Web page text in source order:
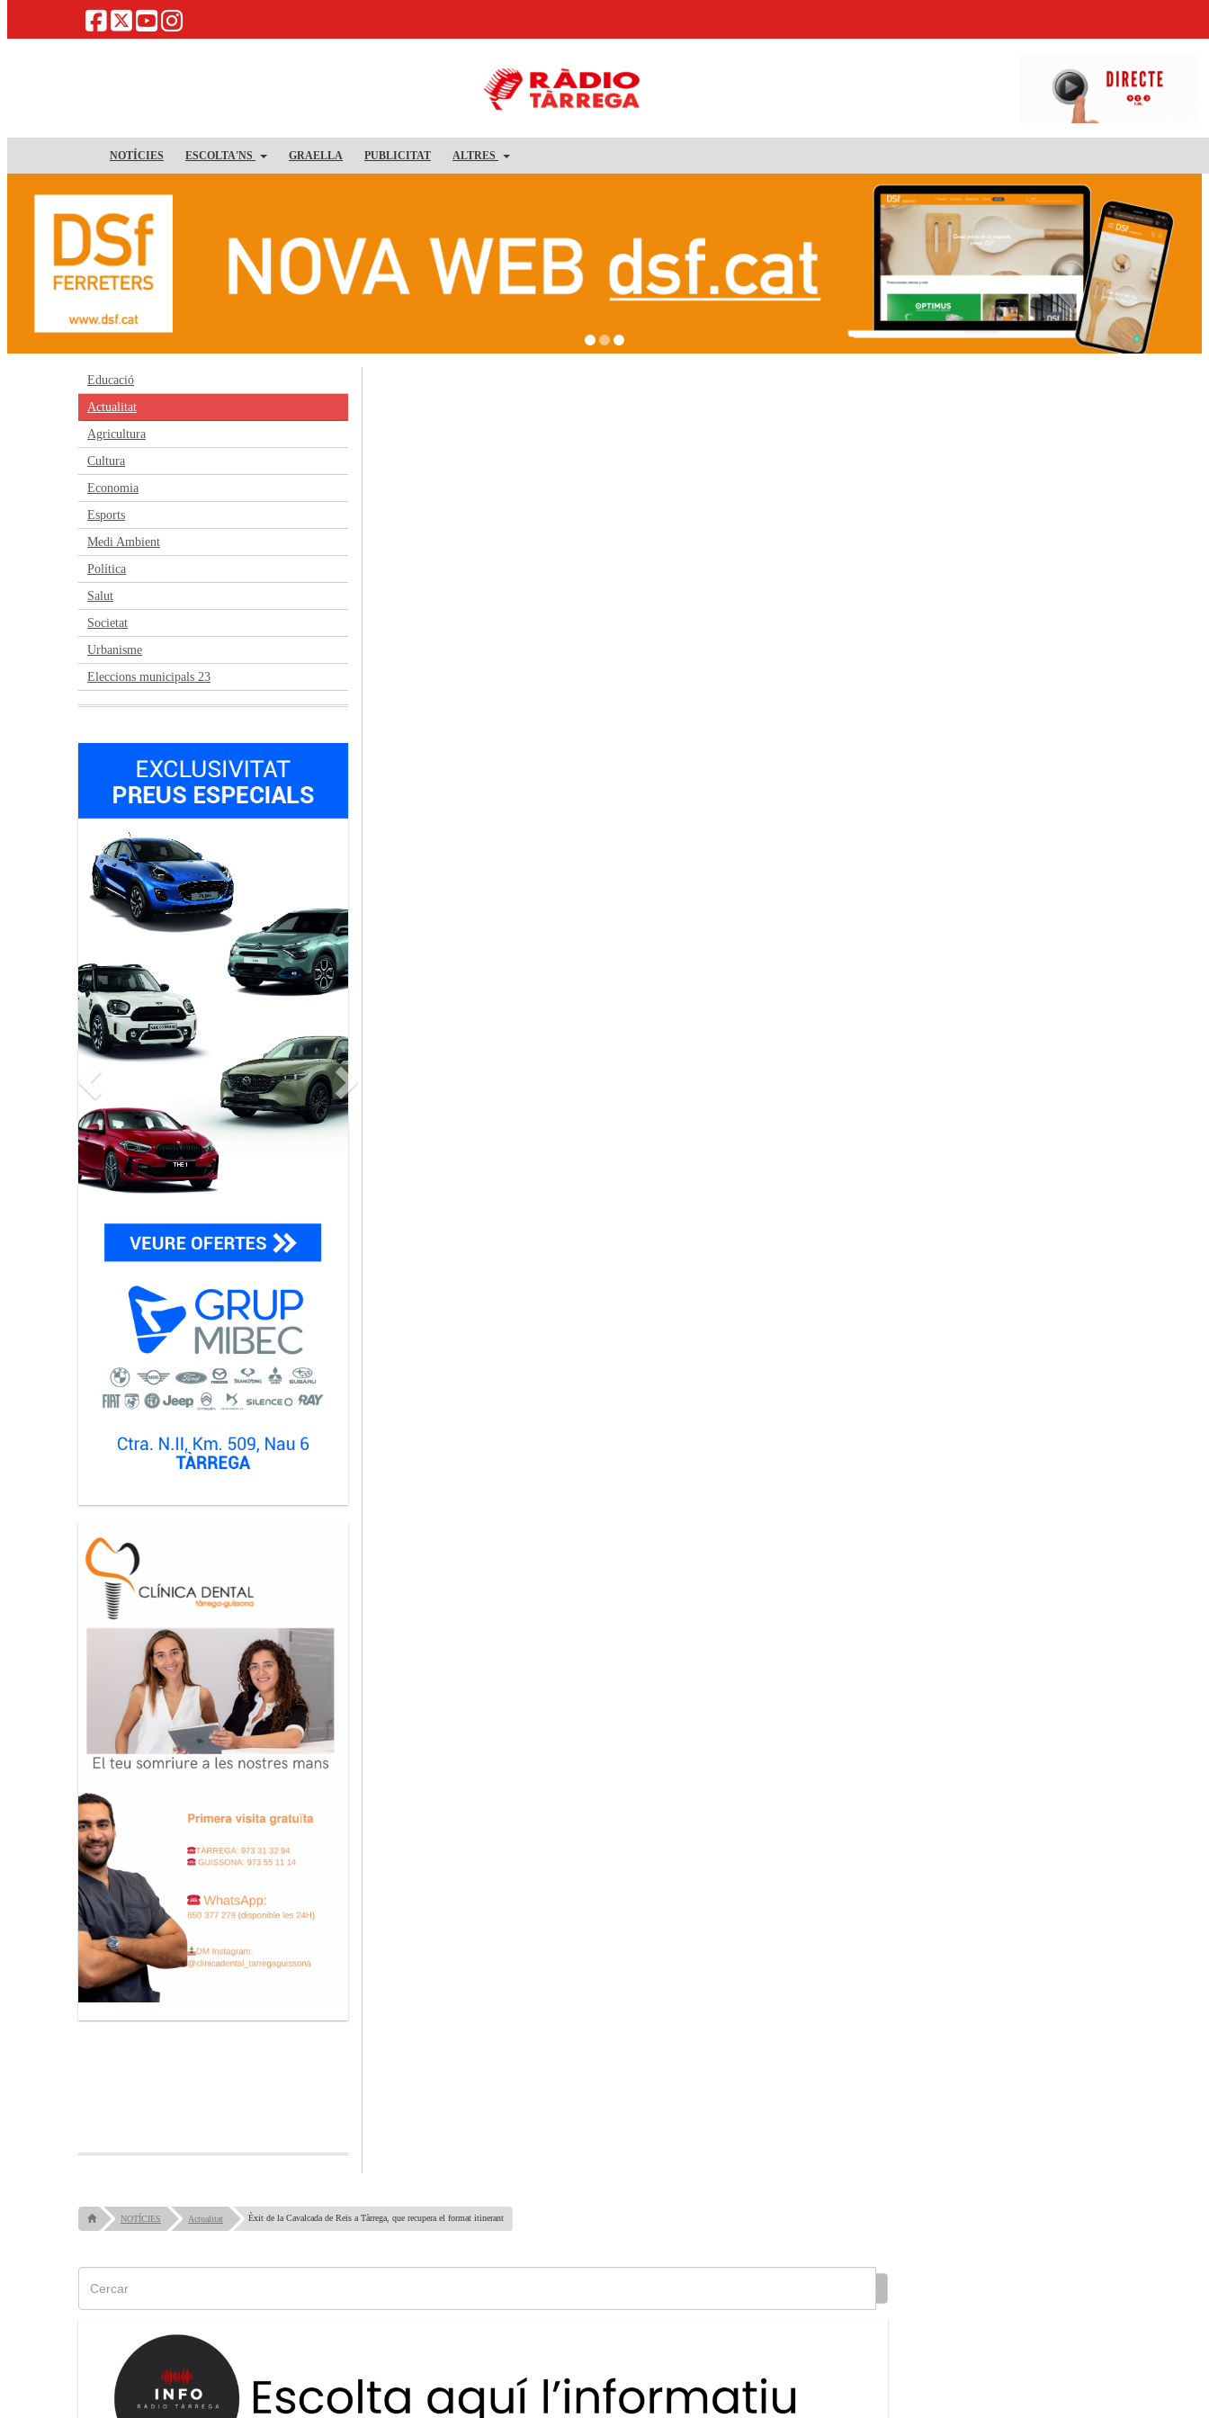
NOTÍCIES ESCOLTA'NS GRAELLA PUBLICITAT ALTRES
Educació
Actualitat
Agricultura
Cultura
Economia
Esports
Medi Ambient
Política
Salut
Societat
Urbanisme
Eleccions municipals 23